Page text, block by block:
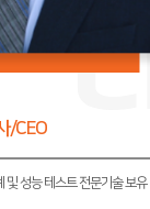
/CEO
및 성능 테스트 전문기술 보유